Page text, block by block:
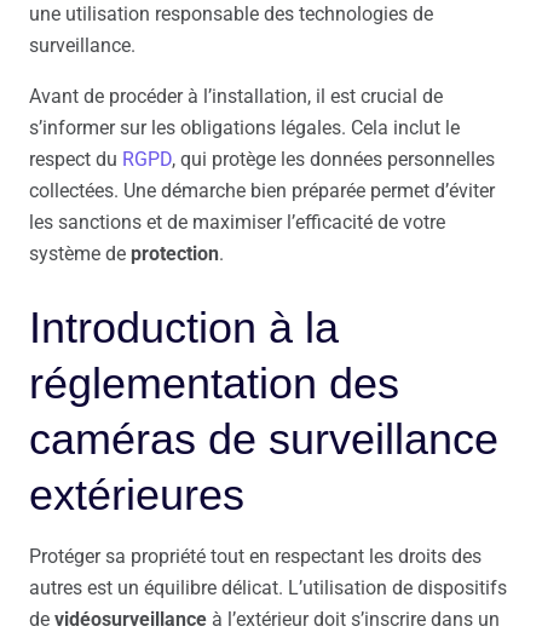
une utilisation responsable des technologies de
surveillance.
Avant de procéder à l’installation, il est crucial de
s’informer sur les obligations légales. Cela inclut le
respect du RGPD, qui protège les données personnelles
collectées. Une démarche bien préparée permet d’éviter
les sanctions et de maximiser l’efficacité de votre
système de protection.
Introduction à la
réglementation des
caméras de surveillance
extérieures
Protéger sa propriété tout en respectant les droits des
autres est un équilibre délicat. L’utilisation de dispositifs
de vidéosurveillance à l’extérieur doit s’inscrire dans un